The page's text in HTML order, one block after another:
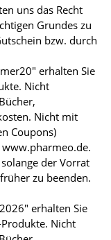
uns das Recht
Grundes zu
bzw. durch
erhalten Sie
Nicht
Nicht mit
Coupons)
der Vorrat
zu beenden.
erhalten Sie
Nicht